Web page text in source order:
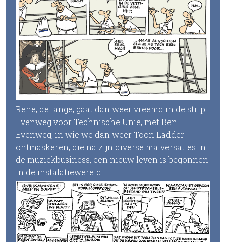
Rene, de lange, gaat dan weer vreemd in de strip
Evenweg voor Technische Unie, met Ben
Evenweg, in wie we dan weer Toon Ladder
ontmaskeren, die na zijn diverse malversaties in
de muziekbusiness, een nieuw leven is begonnen
in de instalatiewereld.